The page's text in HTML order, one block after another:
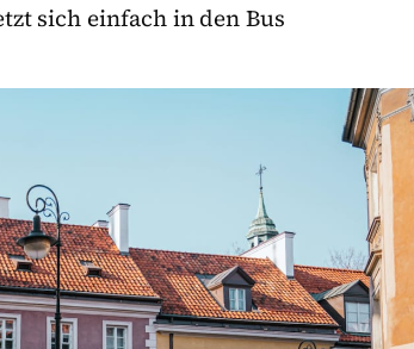
sich einfach in den Bus